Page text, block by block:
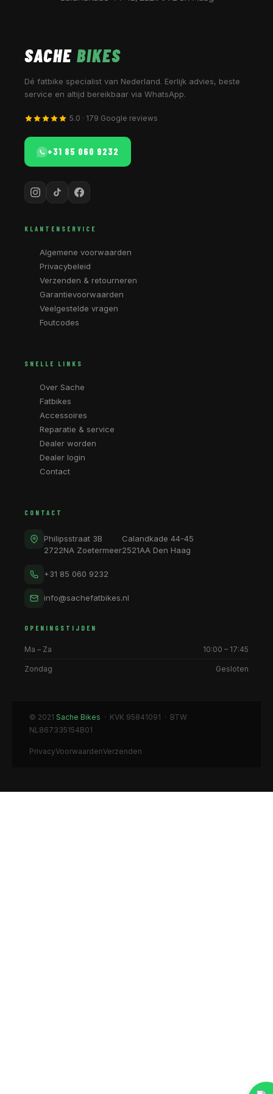
SACHE BIKES
Dé fatbike specialist van Nederland. Eerlijk advies, beste
service en altijd bereikbaar via WhatsApp.
5.0 · 179 Google reviews
+31 85 060 9232
KLANTENSERVICE
Algemene voorwaarden
Privacybeleid
Verzenden & retourneren
Garantievoorwaarden
Veelgestelde vragen
Foutcodes
SNELLE LINKS
Over Sache
Fatbikes
Accessoires
Reparatie & service
Dealer worden
Dealer login
Contact
CONTACT
Philipsstraat 3B
2722NA Zoetermeer
Calandkade 44-45
2521AA Den Haag
+31 85 060 9232
info@sachefatbikes.nl
OPENINGSTIJDEN
Ma – Za 10:00 – 17:45
Zondag Gesloten
© 2021 Sache Bikes · KVK 95841091 · BTW
NL867335154B01
PrivacyVoorwaardenVerzenden